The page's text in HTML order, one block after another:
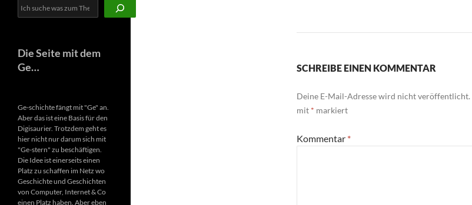
SCHREIBE EINEN KOMMENTAR
Deine E-Mail-Adresse wird nicht veröffentlicht.
mit * markiert
Kommentar *
Die Seite mit dem
Ge…
Ge-schichte fängt mit "Ge" an.
Aber das ist eine Basis für den
Digisaurier. Trotzdem geht es
hier nicht nur darum sich mit
"Ge-stern" zu beschäftigen.
Die Idee ist einerseits einen
Platz zu schaffen im Netz wo
Geschichte und Geschichten
von Computer, Internet & Co
einen Platz haben. Aber eben